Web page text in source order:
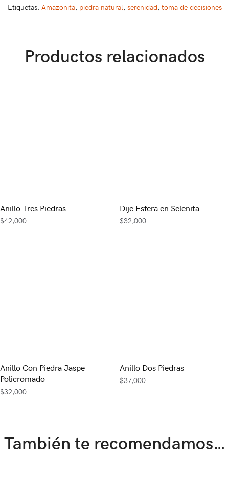
Etiquetas: Amazonita, piedra natural, serenidad, toma de decisiones
Productos relacionados
Anillo Tres Piedras
$42,000
Dije Esfera en Selenita
$32,000
Anillo Con Piedra Jaspe
Policromado
$32,000
Anillo Dos Piedras
$37,000
También te recomendamos…